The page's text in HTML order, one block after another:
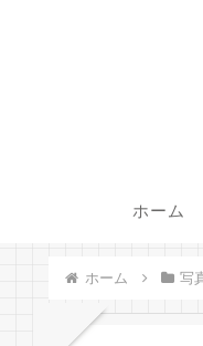
ホーム
ホーム 写